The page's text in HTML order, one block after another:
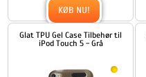
KØB NU!
Glat TPU Gel Case Tilbehør til
iPod Touch 5 - Grå